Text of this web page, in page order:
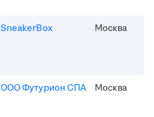
SneakerBox Москва
ООО Футурион СПА Москва